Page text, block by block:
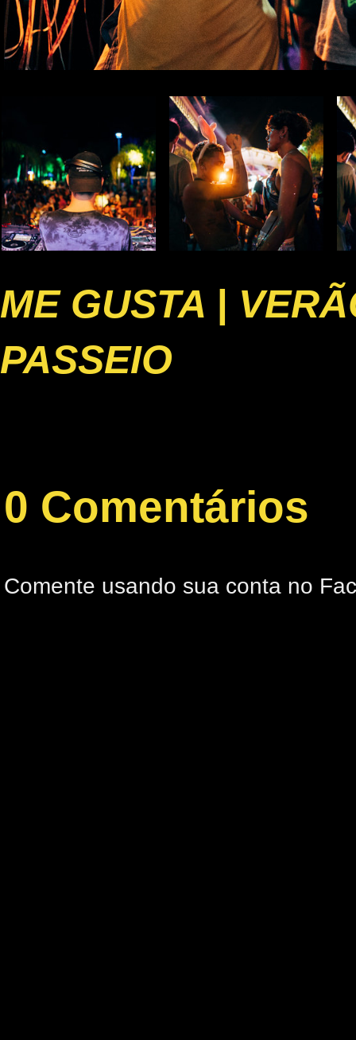
ME GUSTA |
PASSEIO
0 Comentários
Comente usando sua conta no